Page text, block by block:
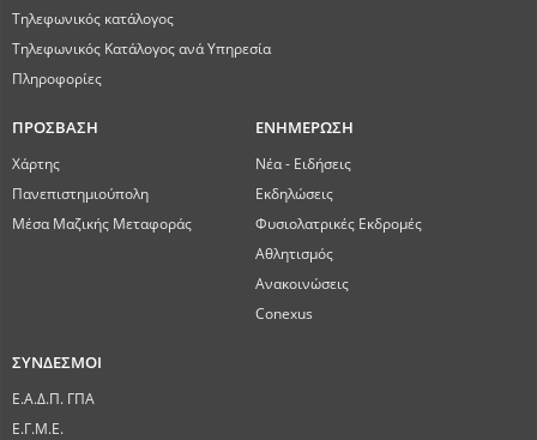
Τηλεφωνικός κατάλογος
Τηλεφωνικός Κατάλογος ανά Υπηρεσία
Πληροφορίες
ΠΡΟΣΒΑΣΗ
Χάρτης
Πανεπιστημιούπολη
Μέσα Μαζικής Μεταφοράς
ΕΝΗΜΕΡΩΣΗ
Νέα - Ειδήσεις
Εκδηλώσεις
Φυσιολατρικές Εκδρομές
Αθλητισμός
Ανακοινώσεις
Conexus
ΣΥΝΔΕΣΜΟΙ
Ε.Α.Δ.Π. ΓΠΑ
Ε.Γ.Μ.Ε.